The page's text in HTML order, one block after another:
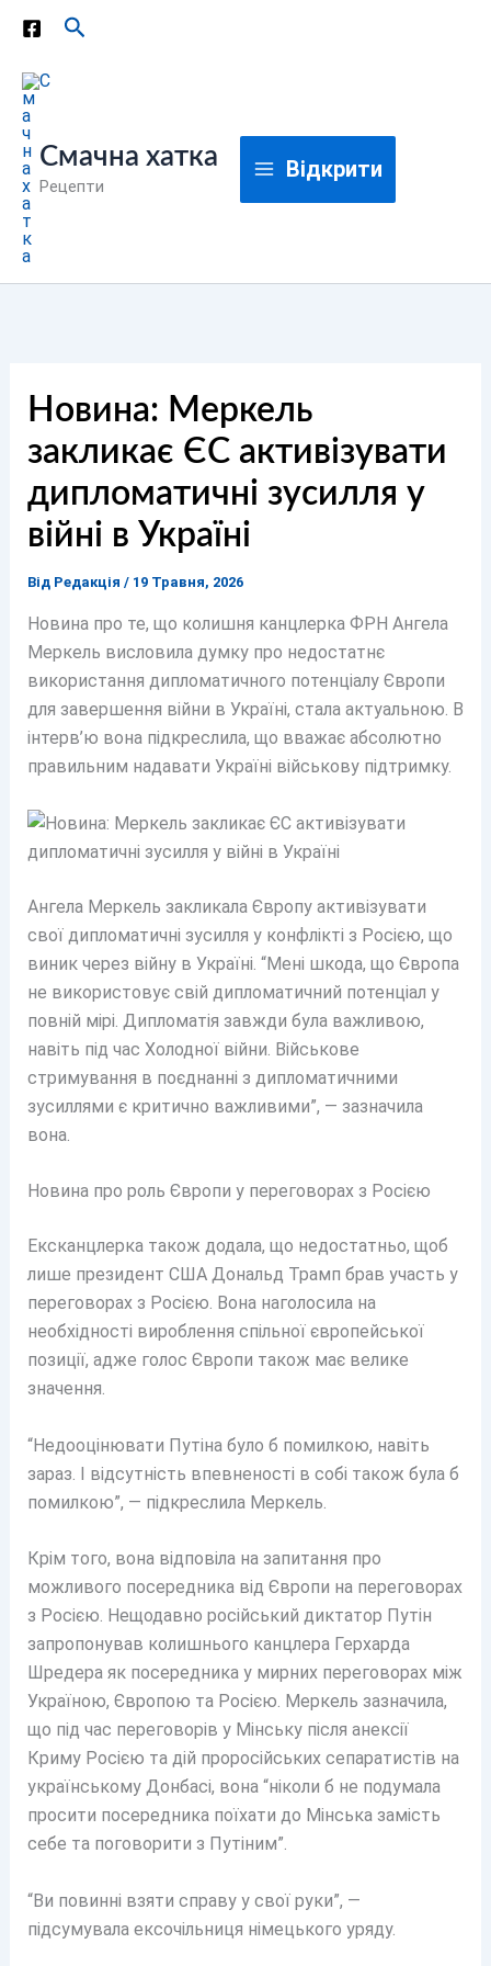
Перейти
вмісту
Пошук
Смачна хатка
Рецепти
Відкрити
Новина: Меркель
закликає ЄС активізувати
дипломатичні зусилля у
війні в Україні
Від Редакція / 19 Травня, 2026
Новина про те, що колишня канцлерка ФРН Ангела
Меркель висловила думку про недостатнє
використання дипломатичного потенціалу Європи
для завершення війни в Україні, стала актуальною. В
інтерв’ю вона підкреслила, що вважає абсолютно
правильним надавати Україні військову підтримку.
Ангела Меркель закликала Європу активізувати
свої дипломатичні зусилля у конфлікті з Росією, що
виник через війну в Україні. “Мені шкода, що Європа
не використовує свій дипломатичний потенціал у
повній мірі. Дипломатія завжди була важливою,
навіть під час Холодної війни. Військове
стримування в поєднанні з дипломатичними
зусиллями є критично важливими”, — зазначила
вона.
Новина про роль Європи у переговорах з Росією
Ексканцлерка також додала, що недостатньо, щоб
лише президент США Дональд Трамп брав участь у
переговорах з Росією. Вона наголосила на
необхідності вироблення спільної європейської
позиції, адже голос Європи також має велике
значення.
“Недооцінювати Путіна було б помилкою, навіть
зараз. І відсутність впевненості в собі також була б
помилкою”, — підкреслила Меркель.
Крім того, вона відповіла на запитання про
можливого посередника від Європи на переговорах
з Росією. Нещодавно російський диктатор Путін
запропонував колишнього канцлера Герхарда
Шредера як посередника у мирних переговорах між
Україною, Європою та Росією. Меркель зазначила,
що під час переговорів у Мінську після анексії
Криму Росією та дій проросійських сепаратистів на
українському Донбасі, вона “ніколи б не подумала
просити посередника поїхати до Мінська замість
себе та поговорити з Путіним”.
“Ви повинні взяти справу у свої руки”, —
підсумувала ексочільниця німецького уряду.